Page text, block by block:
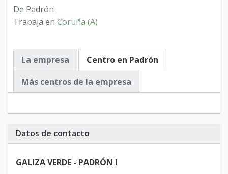
De Padrón
Trabaja en Coruña (A)
La empresa
Centro en Padrón
Más centros de la empresa
Datos de contacto
GALIZA VERDE - PADRÓN I